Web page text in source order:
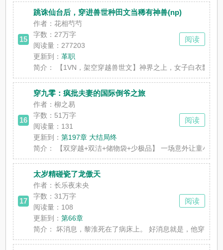
15
跳诛仙台后，穿进兽世种田文当稀有神兽(np)
作者：花相芍芍
字数： 27万字
阅读量：277203
更新到：革职
简介：
【1VN，架空穿越兽世文】神界之上，女子白衣飘摇
阅读
16
穿九零：疯批夫妻的国际倒爷之旅
作者：柳之易
字数： 51万字
阅读量：131
更新到：第197章 大结局终
简介：
【双穿越+双洁+储物袋+少极品】 一场意外让童小茜
阅读
17
太岁精碰瓷了龙傲天
作者：长乐夜未央
字数：31万字
阅读量：108
更新到：第66章
简介：
坏消息，黎淮死在了病床上。 好消息就是，他穿进
阅读